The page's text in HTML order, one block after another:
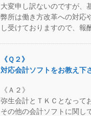
大変申し訳ないのですが、
弊所は働き方改革への対応
し受けておりますので、報
《Ｑ２》
対応会計ソフトをお教え下
《Ａ２》
弥生会計とＴＫＣとなって
その他の会計ソフトに関し